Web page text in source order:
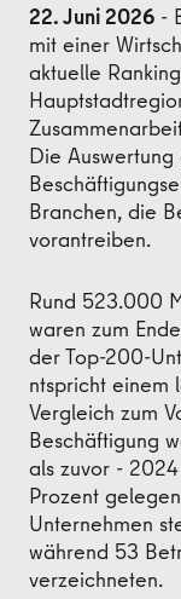
22. Juni 2026 -
mit einer
aktuelle
Die
Branchen, die
vorantreiben.
Rund 523.000
waren zum
der Top-200-
ntspricht einem
Vergleich zum
Beschäftigung
als zuvor -
Prozent
Unternehmen
während 53
verzeichneten.